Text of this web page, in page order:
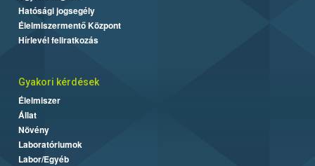
Hatósági jogsegély
Élelmiszermentő Központ
Hírlevél feliratkozás
Gyakori kérdések
Élelmiszer
Állat
Növény
Laboratóriumok
Labor/Egyéb